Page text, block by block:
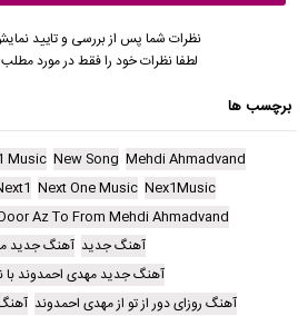
نظرات شما پس از بررسی و تایید
لطفا نظرات خود را فقط در مورد مطلب
برچسب ها
Mehdi Ahmadvand
New Song
Music
Nex1Music
Next One Music
Az To From Mehdi Ahmadvand
آهنگ جدید آهنگ جدید
آهنگ جدید مهدی احمدوند با
آهنگ روزای دور از تو از مهدی احمدوند